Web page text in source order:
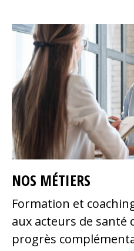
NOS MÉTIERS
Formation et
aux acteurs de santé
progrès